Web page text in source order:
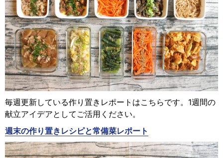
毎週更新している作り置きレポートはこちらです。1週間の
献立アイデアとしてご活用ください。
週末の作り置きレシピと常備菜レポート